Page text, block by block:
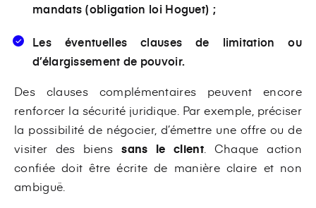
mandats (obligation loi Hoguet) ;
Les éventuelles clauses de limitation ou
d’élargissement de pouvoir.
Des clauses complémentaires peuvent encore
renforcer la sécurité juridique. Par exemple, préciser
la possibilité de négocier, d’émettre une offre ou de
visiter des bienssans le client. Chaque action
confiée doit être écrite de manière claire et non
ambiguë.